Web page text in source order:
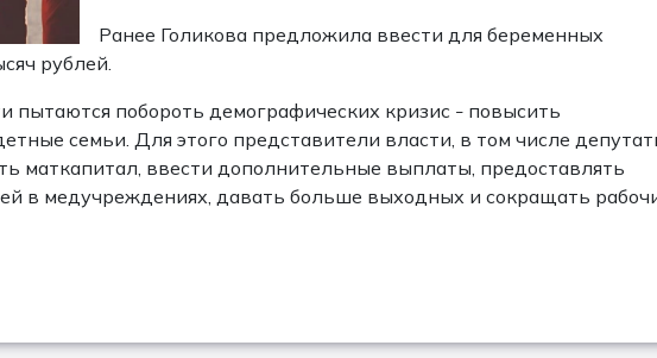
Ранее Голикова предложила ввести для беременных
рублей.
пытаются побороть демографических кризис –повысить
семьи. Для этого представители власти, в том числе
маткапитал, ввести дополнительные выплаты, предоставлять
в медучреждениях, давать больше выходных и сокращать